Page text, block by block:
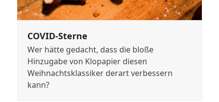
COVID-Sterne
Wer hätte gedacht, dass die bloße
Hinzugabe von Klopapier diesen
Weihnachtsklassiker derart verbessern
kann?